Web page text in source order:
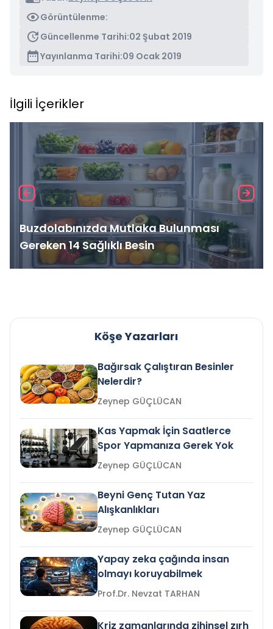
Görüntülenme:
Güncellenme Tarihi:02 Şubat 2019
Yayınlanma Tarihi:09 Ocak 2019
İlgili İçerikler
Buzdolabınızda Mutlaka Bulunması
Gereken 14 Sağlıklı Besin
Köşe Yazarları
Bağırsak Çalıştıran Besinler
Nelerdir?
Zeynep GÜÇLÜCAN
Kas Yapmak İçin Saatlerce
Spor Yapmanıza Gerek Yok
Zeynep GÜÇLÜCAN
Beyni Genç Tutan Yaz
Alışkanlıkları
Zeynep GÜÇLÜCAN
Yapay zeka çağında insan
olmayı koruyabilmek
Prof.Dr. Nevzat TARHAN
Kriz zamanlarında zihinsel zırh